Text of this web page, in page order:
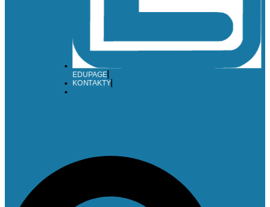
EDUPAGE
KONTAKTY